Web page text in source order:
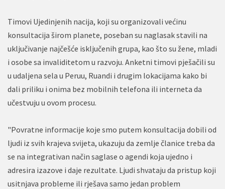
Timovi Ujedinjenih nacija, koji su organizovali većinu
konsultacija širom planete, poseban su naglasak stavili na
uključivanje najčešće isključenih grupa, kao što su žene, mladi
i osobe sa invaliditetom u razvoju. Anketni timovi pješačili su
u udaljena sela u Peruu, Ruandi i drugim lokacijama kako bi
dali priliku i onima bez mobilnih telefona ili interneta da
učestvuju u ovom procesu.
"Povratne informacije koje smo putem konsultacija dobili od
ljudi iz svih krajeva svijeta, ukazuju da zemlje članice treba da
se na integrativan način saglase o agendi koja ujedno i
adresira izazove i daje rezultate. Ljudi shvataju da pristup koji
usitnjava probleme ili rješava samo jedan problem